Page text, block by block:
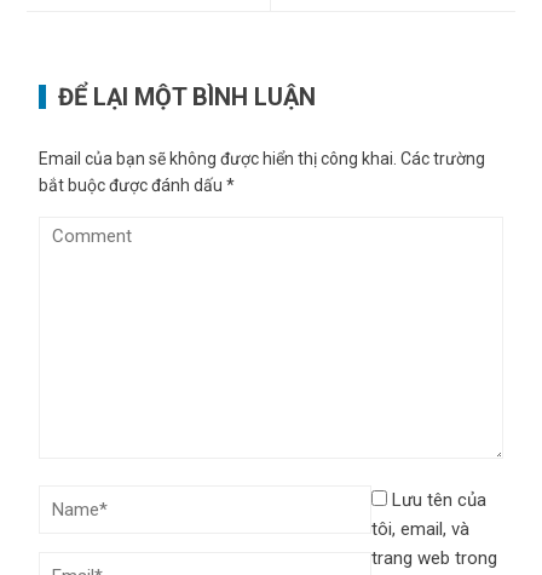
ĐỂ LẠI MỘT BÌNH LUẬN
Email của bạn sẽ không được hiển thị công khai. Các trường
bắt buộc được đánh dấu*
Lưu tên của
tôi, email, và
trang web trong